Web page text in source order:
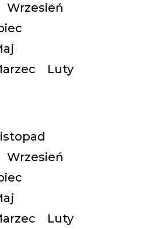
Wrzesień
Luty
Wrzesień
Luty